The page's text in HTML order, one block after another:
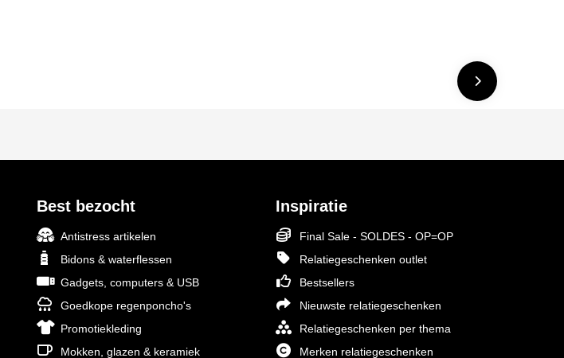
Best bezocht
Antistress artikelen
Bidons & waterflessen
Gadgets, computers & USB
Goedkope regenponcho's
Promotiekleding
Mokken, glazen & keramiek
Inspiratie
Final Sale - SOLDES - OP=OP
Relatiegeschenken outlet
Bestsellers
Nieuwste relatiegeschenken
Relatiegeschenken per thema
Merken relatiegeschenken